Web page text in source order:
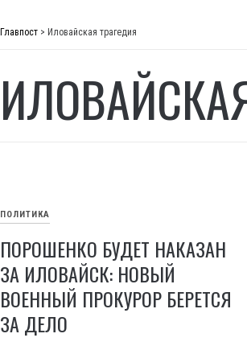
Главпост > Иловайская трагедия
ПОЛИТИКА
ПОРОШЕНКО БУДЕТ НАКАЗАН
ЗА ИЛОВАЙСК: НОВЫЙ
ВОЕННЫЙ ПРОКУРОР БЕРЕТСЯ
ЗА ДЕЛО